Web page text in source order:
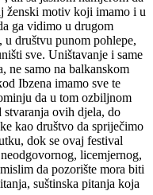
ženski motiv koji imamo i u
ga vidimo u drugom
u društvu punom pohlepe,
sve. Uništavanje i same
ne samo na balkanskom
Ibzena imamo sve te
da u tom ozbiljnom
ovih djela, do
kao društvo da spriječimo
dok se ovaj festival
licemjernog,
da pozorište mora biti
suštinska pitanja koja